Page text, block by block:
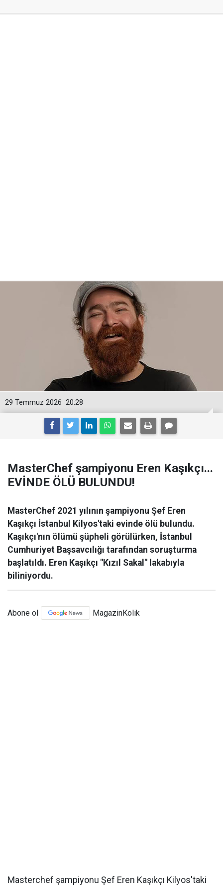
20:28
29 Temmuz 2026
MasterChef şampiyonu Eren Kaşıkçı...
EVİNDE ÖLÜ BULUNDU!
MasterChef 2021 yılının şampiyonu Şef Eren
Kaşıkçı İstanbul Kilyos'taki evinde ölü bulundu.
Kaşıkçı'nın ölümü şüpheli görülürken, İstanbul
Cumhuriyet Başsavcılığı tarafından soruşturma
başlatıldı. Eren Kaşıkçı "Kızıl Sakal" lakabıyla
biliniyordu.
Abone ol MagazinKolik
Masterchef şampiyonu Şef Eren Kaşıkçı Kilyos'taki